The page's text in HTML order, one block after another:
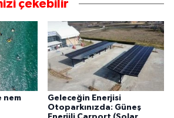
çekebilir
nem
Geleceğin Enerjisi
Otoparkınızda: Güneş